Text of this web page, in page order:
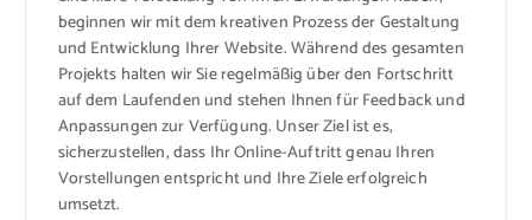
beginnen wir mit dem kreativen Prozess der Gestaltung
und Entwicklung Ihrer Website. Während des gesamten
Projekts halten wir Sie regelmäßig über den Fortschritt
auf dem Laufenden und stehen Ihnen für Feedback und
Anpassungen zur Verfügung. Unser Ziel ist es,
sicherzustellen, dass Ihr Online-Auftritt genau Ihren
Vorstellungen entspricht und Ihre Ziele erfolgreich
umsetzt.